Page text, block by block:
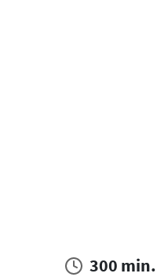
300 min.